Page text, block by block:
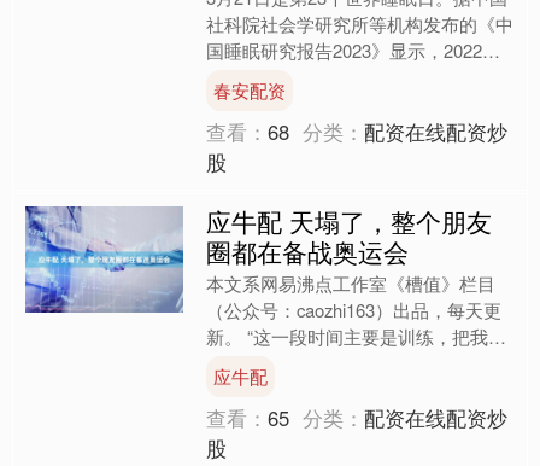
社科院社会学研究所等机构发布的《中
国睡眠研究报告2023》显示，2022年
中国人均睡眠7.4小时，近半数人每晚
平均睡眠时长....
春安配资
查看：68 分类：配资在线配资炒
股
应牛配 天塌了，整个朋友
圈都在备战奥运会
本文系网易沸点工作室《槽值》栏目
（公众号：caozhi163）出品，每天更
新。 “这一段时间主要是训练，把我的
身体恢复到最佳状态。” 曾经，关于运
动员的日程安排....
应牛配
查看：65 分类：配资在线配资炒
股